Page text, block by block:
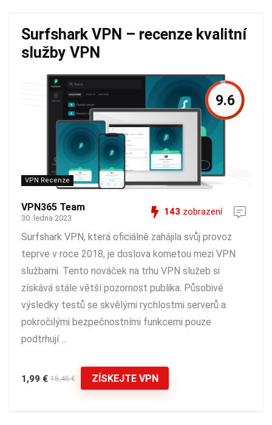
Surfshark VPN – recenze kvalitní
služby VPN
VPN Recenze
9.6
VPN365 Team
30. ledna 2023
143 zobrazení
Surfshark VPN, která oficiálně zahájila svůj provoz
teprve v roce 2018, je doslova kometou mezi VPN
službami. Tento nováček na trhu VPN služeb si
získává stále větší pozornost publika. Působivé
výsledky testů se skvělými rychlostmi serverů a
pokročilými bezpečnostními funkcemi pouze
podtrhují ...
1,99 € 15,45 € ZÍSKEJTE VPN